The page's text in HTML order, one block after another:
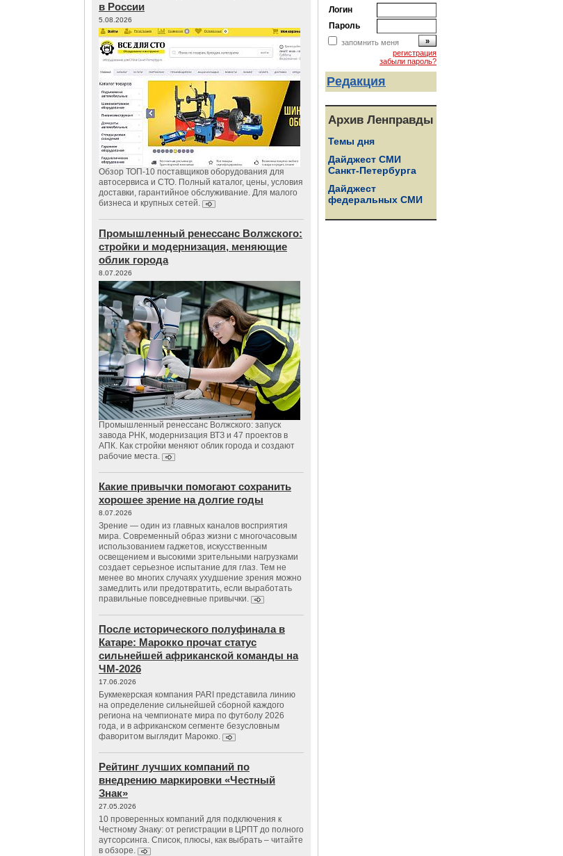
в России
5.08.2026
Обзор ТОП-10 поставщиков оборудования для
автосервиса и СТО. Полный каталог, цены, условия
доставки, гарантийное обслуживание. Для малого
бизнеса и крупных сетей.
Промышленный ренессанс Волжского:
стройки и модернизация, меняющие
облик города
8.07.2026
Промышленный ренессанс Волжского: запуск
завода РНК, модернизация ВТЗ и 47 проектов в
АПК. Как стройки меняют облик города и создают
рабочие места.
Какие привычки помогают сохранить
хорошее зрение на долгие годы
8.07.2026
Зрение — один из главных каналов восприятия
мира. Современный образ жизни с многочасовым
использованием гаджетов, искусственным
освещением и высокими зрительными нагрузками
создает серьезное испытание для глаз. Тем не
менее во многих случаях ухудшение зрения можно
замедлить или предотвратить, если выработать
правильные повседневные привычки.
После исторического полуфинала в
Катаре: Марокко прочат статус
сильнейшей африканской команды на
ЧМ-2026
17.06.2026
Букмекерская компания PARI представила линию
на определение сильнейшей сборной каждого
региона на чемпионате мира по футболу 2026
года, и в африканском сегменте безусловным
фаворитом выглядит Марокко.
Рейтинг лучших компаний по
внедрению маркировки «Честный
Знак»
27.05.2026
10 проверенных компаний для подключения к
Честному Знаку: от регистрации в ЦРПТ до полного
аутсорсинга. Список, плюсы, как выбрать – читайте
в обзоре.
Логин
Пароль
запомнить меня
регистрация
забыли пароль?
Редакция
Архив Ленправды
Темы дня
Дайджест СМИ
Санкт-Петербурга
Дайджест
федеральных СМИ